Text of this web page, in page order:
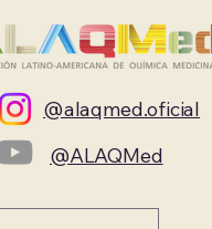
@alaqmed.oficial
@ALAQMed